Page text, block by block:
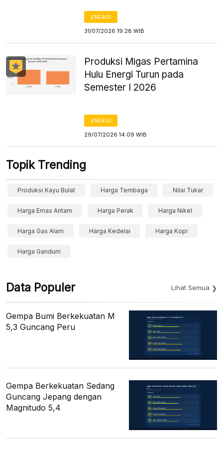
ENERGI
31/07/2026 19:28 WIB
Produksi Migas Pertamina
Hulu Energi Turun pada
Semester I 2026
ENERGI
29/07/2026 14:09 WIB
Topik Trending
Produksi Kayu Bulat Harga Tembaga Nilai Tukar
Harga Emas Antam Harga Perak Harga Nikel
Harga Gas Alam Harga Kedelai Harga Kopi
Harga Gandum
Data Populer Lihat Semua
Gempa Bumi Berkekuatan M
5,3 Guncang Peru
Gempa Berkekuatan Sedang
Guncang Jepang dengan
Magnitudo 5,4